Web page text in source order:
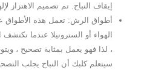
إيقاف النباح. تم تصميم الاهتزاز
أطواق الرش: تعمل هذه
الهواء أو السترونيلا عندما
، لذا فهو يعمل بمثابة تصحيح ،
سيتعلم كلبك أن النباح يجلب